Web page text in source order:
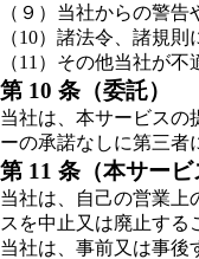
（９）当社からの警
（10）諸法令、諸規則
（11）その他当社が
第 10 条（委託）
当社は、本サービスの
ーの承諾なしに第三者
第 11 条（本サービ
当社は、自己の営業上
スを中止又は廃止する
当社は、事前又は事後